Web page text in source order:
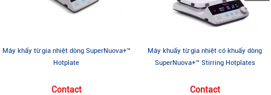
Máy khấy từ gia nhiệt dòng SuperNuova+™
Hotplate
Contact
Máy khuấy từ gia nhiệt có khuấy dòng
SuperNuova+™ Stirring Hotplates
Contact